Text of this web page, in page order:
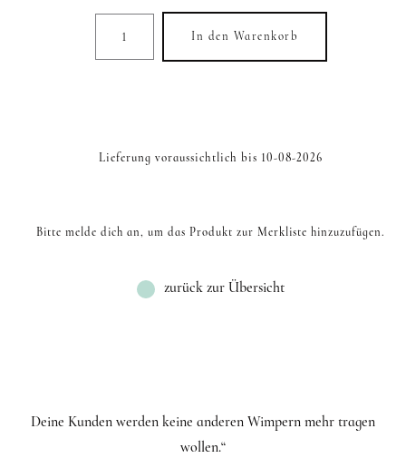
In den Warenkorb
Lieferung voraussichtlich bis 10-08-2026
Bitte melde dich an, um das Produkt zur Merkliste hinzuzufügen.
zurück zur Übersicht
Deine Kunden werden keine anderen Wimpern mehr tragen
wollen.“